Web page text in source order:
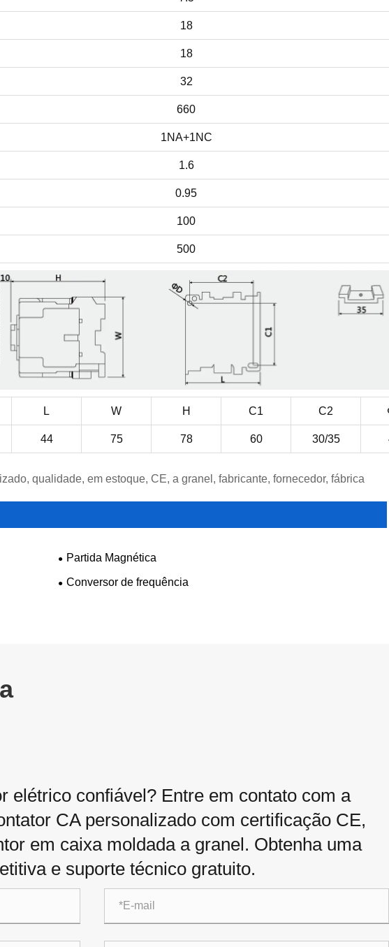
18
18
32
660
1NA+1NC
1.6
0.95
100
500
L W H C1 C2
44 75 78 60 30/35
qualidade, em estoque, CE, a granel, fabricante, fornecedor, fábrica
Partida Magnética
Conversor de frequência
elétrico confiável? Entre em contato com a
CA personalizado com certificação CE,
em caixa moldada a granel. Obtenha uma
e suporte técnico gratuito.